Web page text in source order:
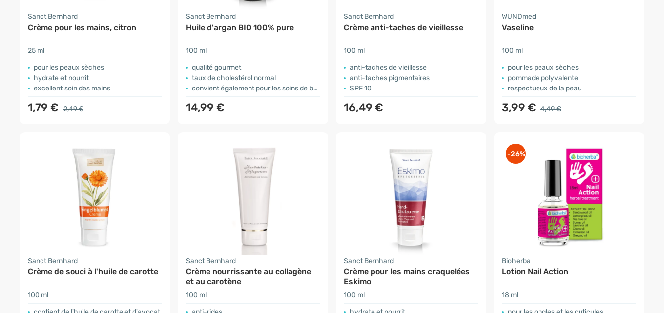
Sanct Bernhard
Crème pour les mains, citron
25 ml
pour les peaux sèches
hydrate et nourrit
excellent soin des mains
1,79 € 2,49 €
Sanct Bernhard
Huile d'argan BIO 100% pure
100 ml
qualité gourmet
taux de cholestérol normal
convient également pour les soins de beauté
14,99 €
Sanct Bernhard
Crème anti-taches de vieillesse
100 ml
anti-taches de vieillesse
anti-taches pigmentaires
SPF 10
16,49 €
WUNDmed
Vaseline
100 ml
pour les peaux sèches
pommade polyvalente
respectueux de la peau
3,99 € 4,49 €
Sanct Bernhard
Crème de souci à l'huile de carotte
100 ml
Sanct Bernhard
Crème nourrissante au collagène
et au carotène
100 ml
Sanct Bernhard
Crème pour les mains craquelées
Eskimo
100 ml
-26%
Bioherba
Lotion Nail Action
18 ml